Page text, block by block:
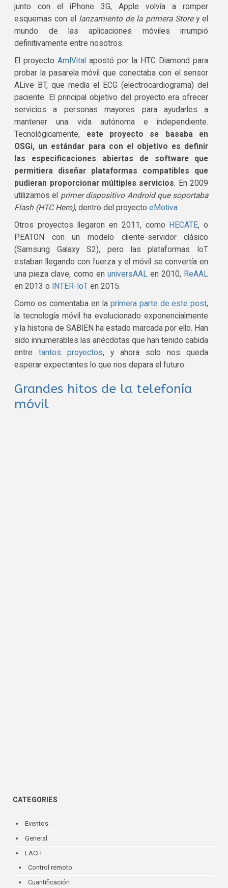
junto con el iPhone 3G, Apple volvía a romper
esquemas con el lanzamiento de la primera Storey el
mundo de las aplicaciones móviles irrumpió
definitivamente entre nosotros.
El proyectoAmIVital apostó por la HTC Diamond para
probar la pasarela móvil que conectaba con el sensor
ALive BT, que medía el ECG (electrocardiograma) del
paciente. El principal objetivo del proyecto era ofrecer
servicios a personas mayores para ayudarles a
mantener una vida autónoma e independiente.
Tecnológicamente, este proyecto se basaba en
OSGi, un estándar para con el objetivo es definir
las especificaciones abiertas de software que
permitiera diseñar plataformas compatibles que
pudieran proporcionar múltiples servicios. En 2009
utilizamos el primer dispositivo Android que soportaba
Flash (HTC Hero), dentro del proyectoeMotiva
Otros proyectos llegaron en 2011, como
HECATE, o
PEATON con un modelo cliente-servidor clásico
(Samsung Galaxy S2), pero las plataformas IoT
estaban llegando con fuerza y el móvil se convertía en
una pieza clave, como en universAALen 2010, ReAAL
en 2013 o
INTER-IoT en 2015.
Como os comentaba en la primera parte de este post,
la tecnología móvil ha evolucionado exponencialmente
y la historia de SABIEN ha estado marcada por ello. Han
sido innumerables las anécdotas que han tenido cabida
entretantos proyectos, y ahora solo nos queda
esperar expectantes lo que nos depara el futuro.
Grandes hitos de la telefonía
móvil
CATEGORIES
Eventos
General
LACH
Control remoto
Cuantificación